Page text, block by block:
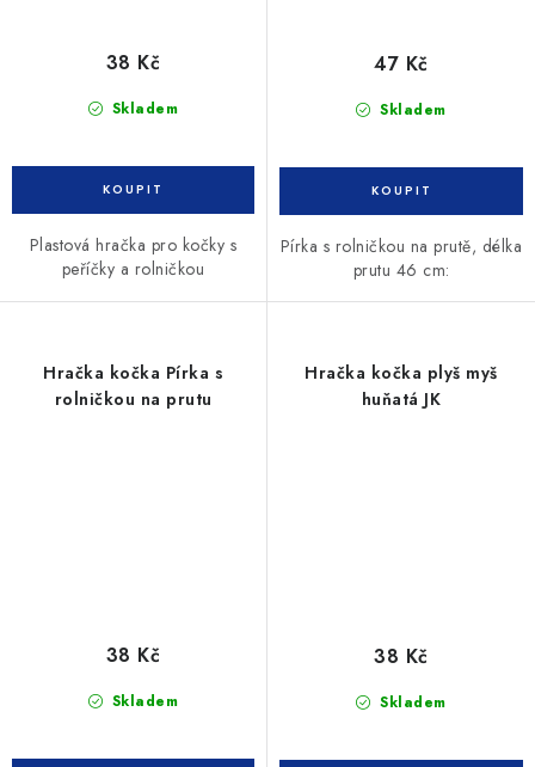
Skladem
38 Kč
Plastová hračka pro kočky s
peříčky a rolničkou
Skladem
47 Kč
Pírka s rolničkou na prutě, délka
prutu 46 cm:
Hračka kočka Pírka s
rolničkou na prutu
Skladem
38 Kč
Hračka kočka plyš myš
huňatá JK
Skladem
38 Kč